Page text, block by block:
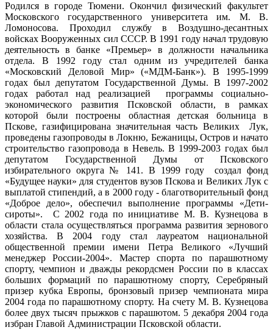
Родился в городе Тюмени. Окончил физический факультет
Московского государственного университета им. М. В.
Ломоносова. Проходил службу в Воздушно-десантных
войсках Вооруженных сил СССР. В 1991 году начал трудовую
деятельность в банке «Премьер» в должности начальника
отдела. В 1992 году стал одним из учредителей банка
«Московский Деловой Мир» («МДМ-Банк»). В 1995-1999
годах был депутатом Государственной Думы. В 1997-2002
годах работал над реализацией программы социально-
экономического развития Псковской области, в рамках
которой были построены областная детская больница в
Пскове, газифицирована значительная часть Великих Лук,
проведены газопроводы в Локню, Бежаницы, Остров и начато
строительство газопровода в Невель. В 1999-2003 годах был
депутатом Государственной Думы от Псковского
избирательного округа № 141. В 1999 году создал фонд
«Будущее науки» для студентов вузов Пскова и Великих Лук с
выплатой стипендий, а в 2000 году - благотворительный фонд
«Доброе дело», обеспечил выполнение программы «Дети-
сироты». С 2002 года по инициативе М. В. Кузнецова в
области стала осуществляться программа развития зернового
хозяйства. В 2004 году стал лауреатом национальной
общественной премии имени Петра Великого «Лучший
менеджер России-2004». Мастер спорта по парашютному
спорту, чемпион и дважды рекордсмен России по в классах
больших формаций по парашютному спорту, Серебряный
призер кубка Европы, бронзовый призер чемпионата мира
2004 года по парашютному спорту. На счету М. В. Кузнецова
более двух тысяч прыжков с парашютом. 5 декабря 2004 года
избран Главой Администрации Псковской области.